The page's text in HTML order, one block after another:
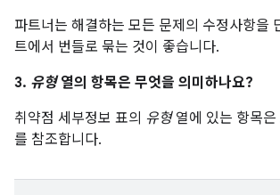
파트너는 해결하는 모든 문제의 수정사항을
트에서 번들로 묶는 것이 좋습니다.
3. 유형열의 항목은 무엇을 의미하나요?
취약점 세부정보 표의 유형열에 있는 항목은
를 참조합니다.